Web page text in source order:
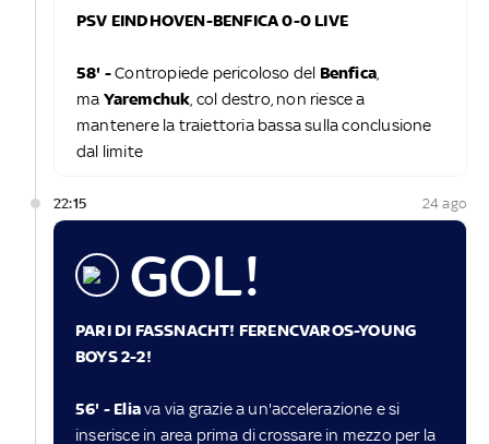
PSV EINDHOVEN-BENFICA 0-0 LIVE
58' -Contropiede pericoloso del Benfica
ma Yaremchuk , col destro, non riesce a
mantenere la traiettoria bassa sulla conclusione
dal limite
22:15 24 ago
GOL!
PARI DI FASSNACHT! FERENCVAROS-YOUNG
BOYS 2-2!
56' - Eliava via grazie a un'accelerazione e si
inserisce in area prima di crossare in mezzo per la